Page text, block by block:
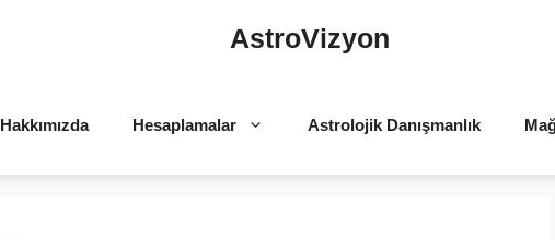
AstroVizyon
Hakkımızda Hesaplamalar Astrolojik Danışmanlık